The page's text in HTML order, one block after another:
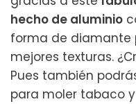
hecho de aluminio
forma de diamante
mejores texturas.
Pues también
para moler tabaco